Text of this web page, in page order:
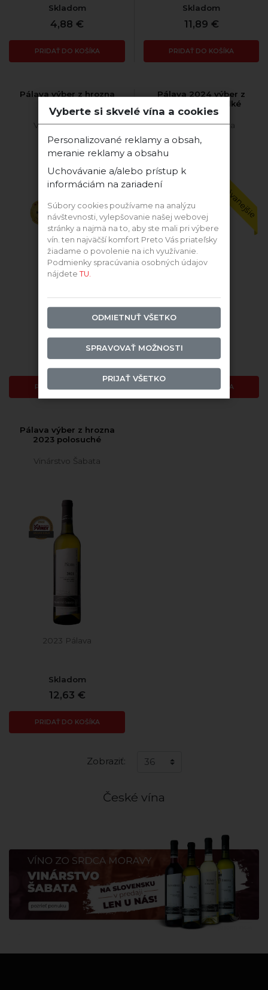
Skladom
4,88 €
PRIDAŤ DO KOŠÍKA
Skladom
11,89 €
PRIDAŤ DO KOŠÍKA
Pálava výber z hrozna
Vinárstvo Šabata
2022 Pálava
12,63 €
PRIDAŤ DO KOŠÍKA
Pálava 2024 výber z
hrozna polosladké
Vinárstvo Šabata
Najpredávanejšie
2024 Pálava
12,63 €
PRIDAŤ DO KOŠÍKA
Pálava výber z hrozna
2023 polosuché
Vinárstvo Šabata
2023 Pálava
Skladom
12,63 €
PRIDAŤ DO KOŠÍKA
Zobraziť:
České vína
Vyberte si skvelé vína a cookies
Personalizované reklamy a obsah,
meranie reklamy a obsahu
Uchovávanie a/alebo prístup k
informáciám na zariadení
Súbory cookies používame na analýzu
návštevnosti, vylepšovanie našej webovej
stránky a najmä na to, aby ste mali pri výbere
vín. ten najväčší komfort Preto Vás priateľsky
žiadame o povolenie na ich využívanie.
Podmienky spracúvania osobných údajov
nájdeteTU.
ODMIETNUŤ VŠETKO
SPRAVOVAŤ MOŽNOSTI
PRIJAŤ VŠETKO